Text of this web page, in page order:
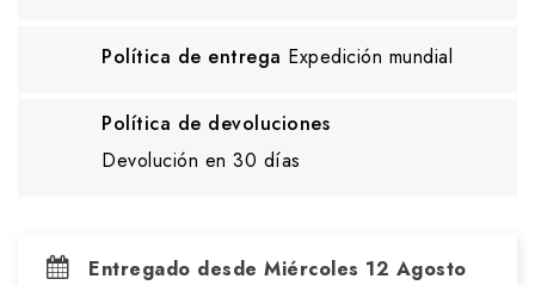
Política de entrega Expedición mundial
Política de devoluciones
Devolución en 30 días
Entregado desde Miércoles 12 Agosto